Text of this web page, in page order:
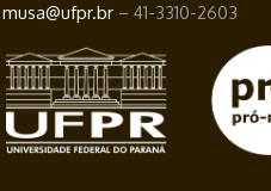
musa@ufpr.br – 41-3310-2603